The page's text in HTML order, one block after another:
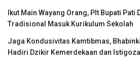
Ikut Main Wayang Orang, Plt Bupati Pati
Tradisional Masuk Kurikulum Sekolah
Jaga Kondusivitas Kamtibmas,
Hadiri Dzikir Kemerdekaan dan